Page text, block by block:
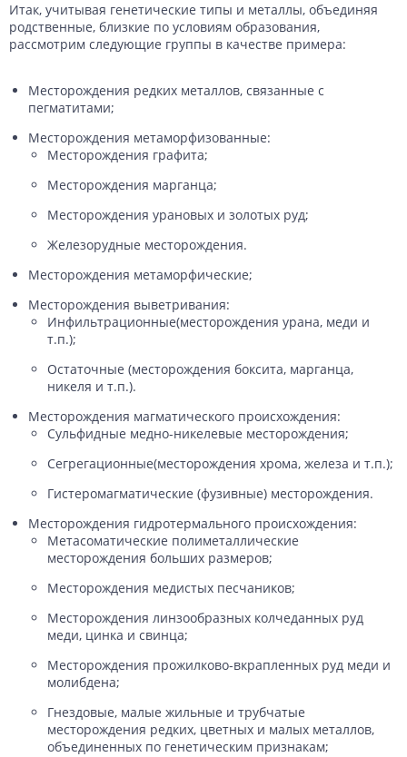
Итак, учитывая генетические типы и металлы, объединяя
родственные, близкие по условиям образования,
рассмотрим следующие группы в качестве примера:
Месторождения редких металлов, связанные с
пегматитами;
Месторождения метаморфизованные:
Месторождения графита;
Месторождения марганца;
Месторождения урановых и золотых руд;
Железорудные месторождения.
Месторождения метаморфические;
Месторождения выветривания:
Инфильтрационные(месторождения урана, меди и
т.п.);
Остаточные (месторождения боксита, марганца,
никеля и т.п.).
Месторождения магматического происхождения:
Сульфидные медно-никелевые месторождения;
Сегрегационные(месторождения хрома, железа и т.п.);
Гистеромагматические (фузивные) месторождения.
Месторождения гидротермального происхождения:
Метасоматические полиметаллические
месторождения больших размеров;
Месторождения медистых песчаников;
Месторождения линзообразных колчеданных руд
меди, цинка и свинца;
Месторождения прожилково-вкрапленных руд меди и
молибдена;
Гнездовые, малые жильные и трубчатые
месторождения редких, цветных и малых металлов,
объединенных по генетическим признакам;